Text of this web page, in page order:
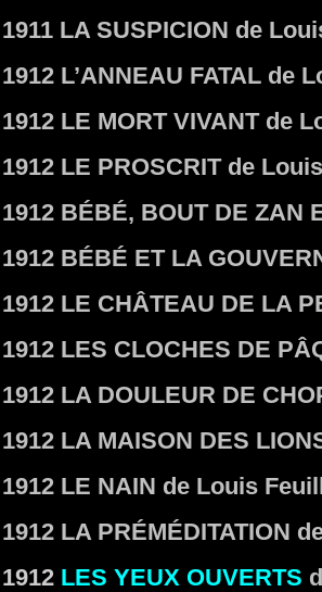
1911 LA SUSPICION de
1912 L’ANNEAU FATAL de
1912 LE MORT VIVANTde
1912 LE PROSCRIT de
1912 BÉBÉ, BOUT DE ZAN
1912 BÉBÉ ET LA
1912 LE CHÂTEAU DE LA
1912 LES CLOCHES DE
1912 LA DOULEUR DE
1912 LA MAISON DES
1912 LE NAIN de Louis
1912 LA PRÉMÉDITATION
1912 LES YEUX OUVERTS